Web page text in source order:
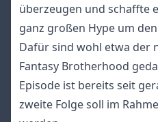
überzeugen und schaffte
ganz großen Hype um
Dafür sind wohl etwa der
Fantasy Brotherhood
Episode ist bereits seit
zweite Folge soll im